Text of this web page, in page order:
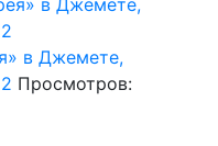
в Джемете,
Просмотров: